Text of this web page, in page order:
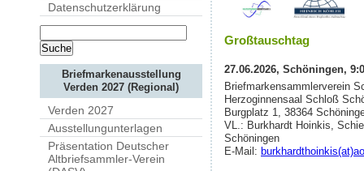
Datenschutzerklärung
Briefmarkenausstellung
Verden 2027 (Regional)
Verden 2027
Ausstellungunterlagen
Präsentation Deutscher
Altbriefsammler-Verein
Großtauschtag
27.06.2026, Schöningen,
Briefmarkensammlerverein
Herzoginnensaal Schloß
Burgplatz 1, 38364
VL.: Burkhardt Hoinkis,
Schöningen
E-Mail: